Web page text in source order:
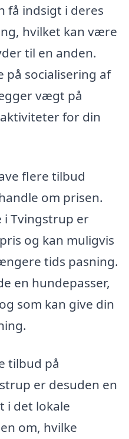
få indsigt i deres
hvilket kan være
til en anden.
på socialisering af
vægt på
for din
flere tilbud
om prisen.
i Tvingstrup er
og kan muligvis
tids pasning.
en hundepasser,
som kan give din
tilbud på
er desuden en
i det lokale
om, hvilke